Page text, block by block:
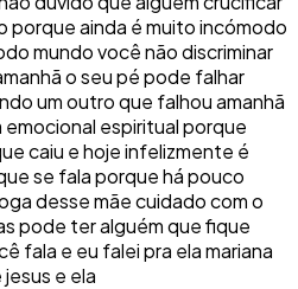
porque ainda é muito incómodo
mundo você não discriminar
o seu pé pode falhar
um outro que falhou amanhã
espiritual porque
caiu e hoje infelizmente é
se fala porque há pouco
desse mãe cuidado com o
pode ter alguém que fique
fala e eu falei pra ela mariana
e ela